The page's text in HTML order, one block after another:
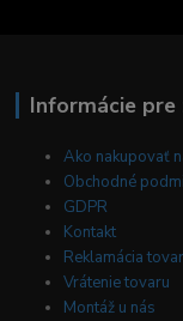
Informácie pre
Ako nakupovať
Obchodné
GDPR
Kontakt
Reklamácia
Vrátenie tovaru
Montáž u nás